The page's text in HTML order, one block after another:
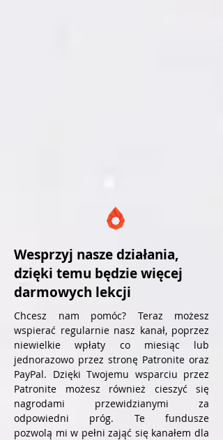
Wesprzyj nasze działania,
dzięki temu będzie więcej
darmowych lekcji
Chcesz nam pomóc? Teraz możesz
wspierać regularnie nasz kanał, poprzez
niewielkie wpłaty co miesiąc lub
jednorazowo przez stronę Patronite oraz
PayPal. Dzięki Twojemu wsparciu przez
Patronite możesz również cieszyć się
nagrodami przewidzianymi za
odpowiedni próg. Te fundusze
pozwolą mi w pełni zająć się kanałem dla